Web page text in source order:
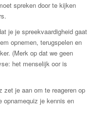
spreken door te kijken
je je spreekvaardigheid gaat
opnemen, terugspelen en
(Merk op dat we geen
het menselijk oor is
zet je aan om te reageren op
opnamequiz je kennis en